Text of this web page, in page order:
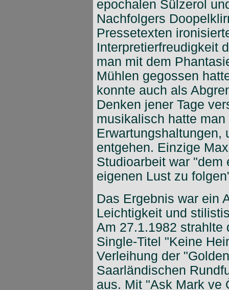
epochalen Sülzerol
Nachfolgers
Pressetexten
Interpretierfreudigkeit
man mit dem
Mühlen gegossen
konnte auch als
Denken jener Tage
musikalisch hatte
Erwartungshaltungen,
entgehen. Einzige
Studioarbeit war "dem
eigenen Lust zu
Das Ergebnis war ein
Leichtigkeit und
Am 27.1.1982 strahlte
Single-Titel "Keine
Verleihung der
Saarländischen
aus. Mit "Ask Mark ve